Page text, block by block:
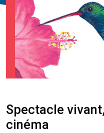
Spectacle
cinéma